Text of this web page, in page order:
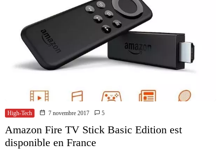
High-Tech 7 novembre 2017 5
Amazon Fire TV Stick Basic Edition est
disponible en France